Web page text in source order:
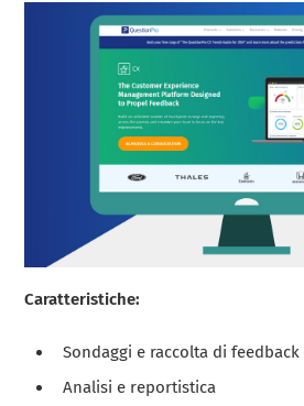
Caratteristiche:
Sondaggi e raccolta di feedback
Analisi e reportistica